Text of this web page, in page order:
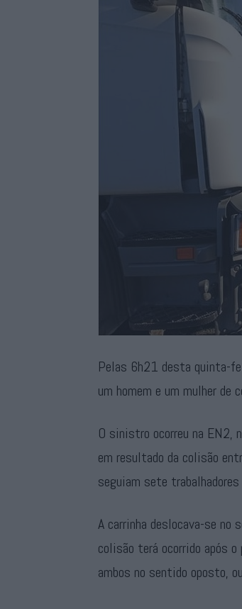
Pelas 6h21 desta quinta-
um homem e um mulher de
O sinistro ocorreu na EN2,
em resultado da colisão
seguiam sete
A carrinha deslocava-se no
colisão terá ocorrido após
ambos no sentido oposto,